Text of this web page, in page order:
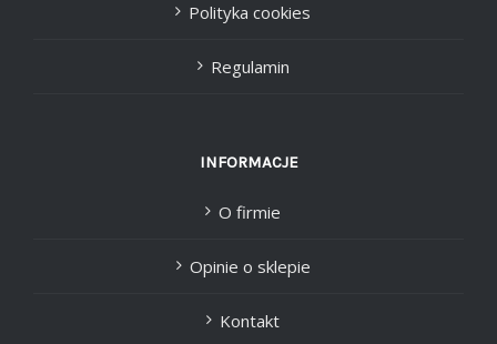
Polityka cookies
Regulamin
INFORMACJE
O firmie
Opinie o sklepie
Kontakt